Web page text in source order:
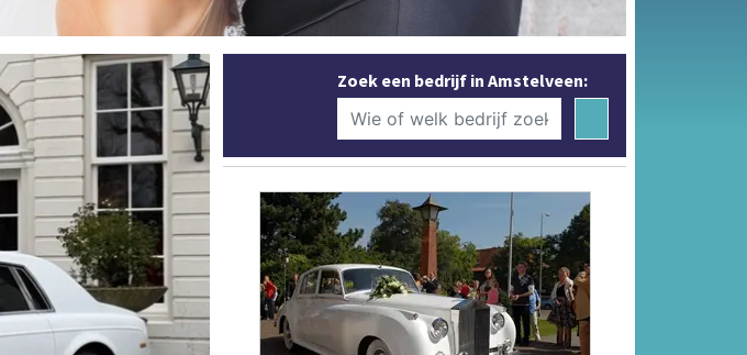
Zoek een bedrijf in Amstelveen: